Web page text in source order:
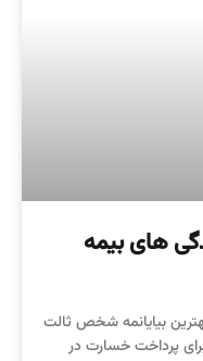
های بیمه
بیایانمه شخص ثالت
پرداخت خسارت در